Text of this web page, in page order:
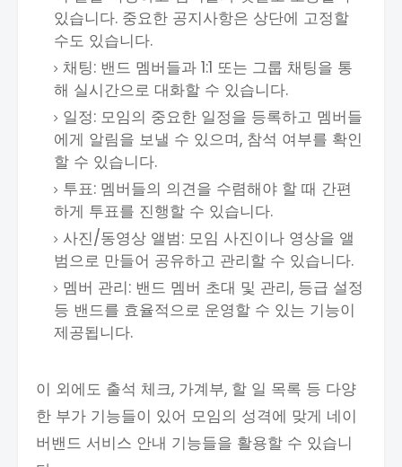
있습니다. 중요한 공지사항은 상단에 고정할
수도 있습니다.
채팅: 밴드 멤버들과 1:1 또는 그룹 채팅을 통
해 실시간으로 대화할 수 있습니다.
일정: 모임의 중요한 일정을 등록하고 멤버들
에게 알림을 보낼 수 있으며, 참석 여부를 확인
할 수 있습니다.
투표: 멤버들의 의견을 수렴해야 할 때 간편
하게 투표를 진행할 수 있습니다.
사진/동영상 앨범: 모임 사진이나 영상을 앨
범으로 만들어 공유하고 관리할 수 있습니다.
멤버 관리: 밴드 멤버 초대 및 관리, 등급 설정
등 밴드를 효율적으로 운영할 수 있는 기능이
제공됩니다.
이 외에도 출석 체크, 가계부, 할 일 목록 등 다양
한 부가 기능들이 있어 모임의 성격에 맞게 네이
버밴드 서비스 안내 기능들을 활용할 수 있습니